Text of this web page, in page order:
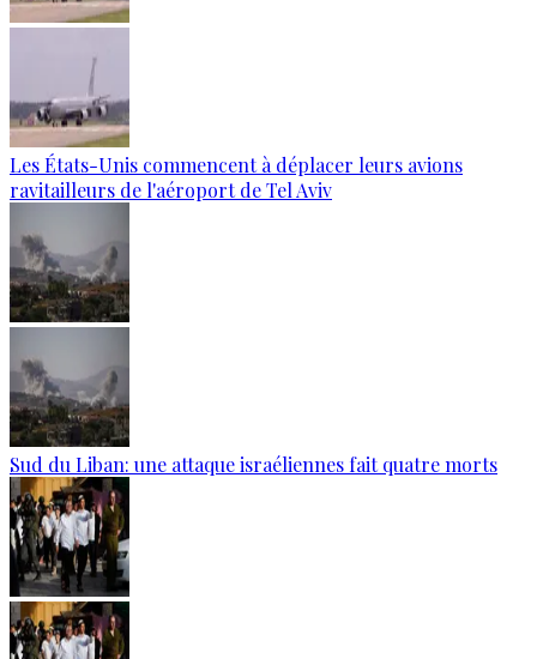
Les États-Unis commencent à déplacer leurs avions
ravitailleurs de l'aéroport de Tel Aviv
Sud du Liban: une attaque israéliennes fait quatre morts